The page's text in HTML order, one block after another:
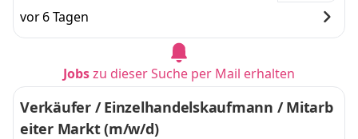
vor 6 Tagen
Jobszu dieser Suche per Mail erhalten
Verkäufer / Einzelhandelskaufmann / Mitarb
eiter Markt (m/w/d)